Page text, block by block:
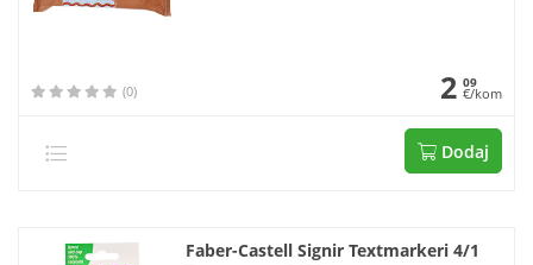
(0) 2 09
€/kom
Dodaj
Faber-Castell Signir Textmarkeri 4/1